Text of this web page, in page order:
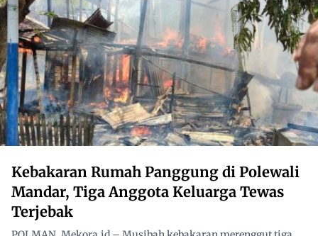
Kebakaran Rumah Panggung di Polewali
Mandar, Tiga Anggota Keluarga Tewas
Terjebak